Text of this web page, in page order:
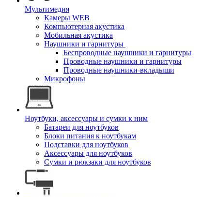
Мультимедия
Камеры WEB
Компьютерная акустика
Мобильная акустика
Наушники и гарнитуры
Беспроводные наушники и гарнитуры
Проводные наушники и гарнитуры
Проводные наушники-вкладыши
Микрофоны
Ноутбуки, аксессуары и сумки к ним
Батареи для ноутбуков
Блоки питания к ноутбукам
Подставки для ноутбуков
Аксессуары для ноутбуков
Сумки и рюкзаки для ноутбуков